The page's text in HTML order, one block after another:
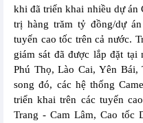
khi đã triển khai nhiều dự án
trị hàng trăm tỷ đồng/dự
tuyến cao tốc trên cả nước.
giám sát đã được lắp đặt tại
Phú Thọ, Lào Cai, Yên
song đó, các hệ thống
triển khai trên các tuyến
Trang - Cam Lâm, Cao tốc